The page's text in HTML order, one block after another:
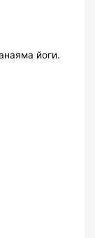
йоги.